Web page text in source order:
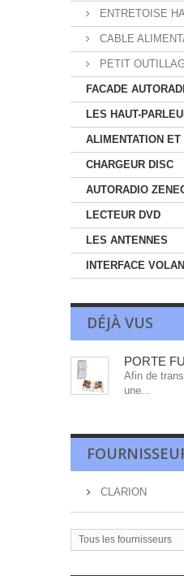
ENTRETOISE
CABLE
PETIT
FACADE
LES HAUT-
ALIMENTATION ET
CHARGEUR DISC
AUTORADIO
LECTEUR DVD
LES ANTENNES
INTERFACE
DÉJÀ VUS
PORTE
Afin de
une...
CLARION
Tous les fournisseurs